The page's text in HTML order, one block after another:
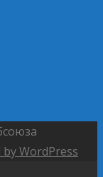
by WordPress